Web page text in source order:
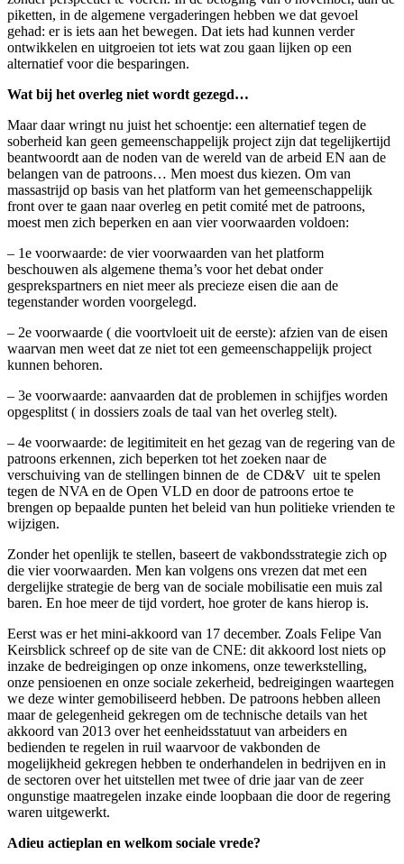
piketten, in de algemene vergaderingen hebben we dat gevoel
gehad: er is iets aan het bewegen. Dat iets had kunnen verder
ontwikkelen en uitgroeien tot iets wat zou gaan lijken op een
alternatief voor die besparingen.
Wat bij het overleg niet wordt gezegd…
Maar daar wringt nu juist het schoentje: een alternatief tegen de
soberheid kan geen gemeenschappelijk project zijn dat tegelijkertijd
beantwoordt aan de noden van de wereld van de arbeid EN aan de
belangen van de patroons… Men moest dus kiezen. Om van
massastrijd op basis van het platform van het gemeenschappelijk
front over te gaan naar overleg en petit comité met de patroons,
moest men zich beperken en aan vier voorwaarden voldoen:
– 1e voorwaarde: de vier voorwaarden van het platform
beschouwen als algemene thema’s voor het debat onder
gesprekspartners en niet meer als precieze eisen die aan de
tegenstander worden voorgelegd.
– 2e voorwaarde ( die voortvloeit uit de eerste): afzien van de eisen
waarvan men weet dat ze niet tot een gemeenschappelijk project
kunnen behoren.
– 3e voorwaarde: aanvaarden dat de problemen in schijfjes worden
opgesplitst ( in dossiers zoals de taal van het overleg stelt).
– 4e voorwaarde: de legitimiteit en het gezag van de regering van de
patroons erkennen, zich beperken tot het zoeken naar de
verschuiving van de stellingen binnen de de CD&V uit te spelen
tegen de NVA en de Open VLD en door de patroons ertoe te
brengen op bepaalde punten het beleid van hun politieke vrienden te
wijzigen.
Zonder het openlijk te stellen, baseert de vakbondsstrategie zich op
die vier voorwaarden. Men kan volgens ons vrezen dat met een
dergelijke strategie de berg van de sociale mobilisatie een muis zal
baren. En hoe meer de tijd vordert, hoe groter de kans hierop is.
Eerst was er het mini-akkoord van 17 december. Zoals Felipe Van
Keirsblick schreef op de site van de CNE: dit akkoord lost niets op
inzake de bedreigingen op onze inkomens, onze tewerkstelling,
onze pensioenen en onze sociale zekerheid, bedreigingen waartegen
we deze winter gemobiliseerd hebben. De patroons hebben alleen
maar de gelegenheid gekregen om de technische details van het
akkoord van 2013 over het eenheidsstatuut van arbeiders en
bedienden te regelen in ruil waarvoor de vakbonden de
mogelijkheid gekregen hebben te onderhandelen in bedrijven en in
de sectoren over het uitstellen met twee of drie jaar van de zeer
ongunstige maatregelen inzake einde loopbaan die door de regering
waren uitgewerkt.
Adieu actieplan en welkom sociale vrede?